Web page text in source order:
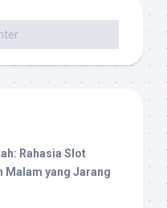
Rahasia Slot
Malam yang Jarang